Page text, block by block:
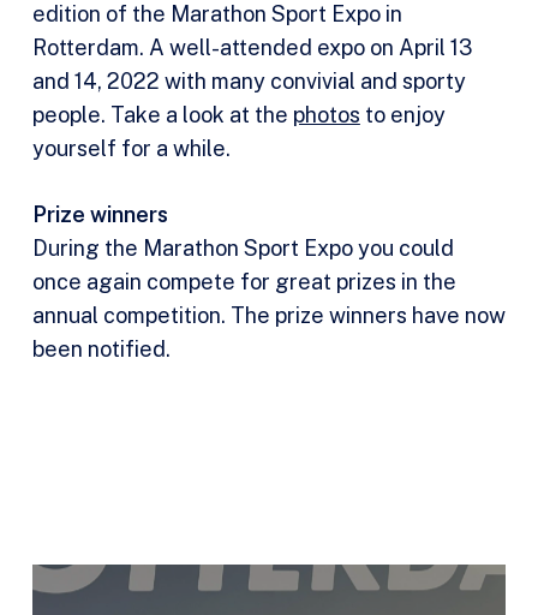
edition of the Marathon Sport Expo in
Rotterdam. A well-attended expo on April 13
and 14, 2022 with many convivial and sporty
people. Take a look at the photos to enjoy
yourself for a while.
Prize winners
During the Marathon Sport Expo you could
once again compete for great prizes in the
annual competition. The prize winners have now
been notified.